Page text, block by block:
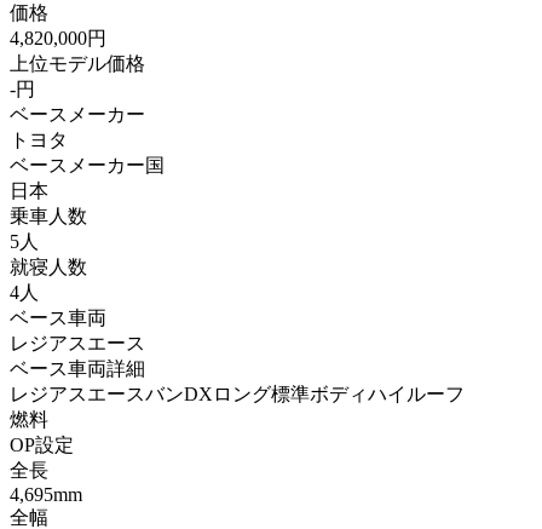
価格
4,820,000円
上位モデル価格
-円
ベースメーカー
トヨタ
ベースメーカー国
日本
乗車人数
5人
就寝人数
4人
ベース車両
レジアスエース
ベース車両詳細
レジアスエースバンDXロング標準ボディハイルーフ
燃料
OP設定
全長
4,695mm
全幅